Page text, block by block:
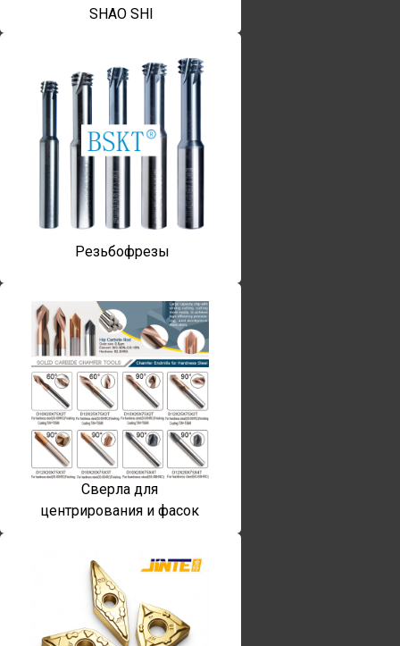
SHAO SHI
Резьбофрезы
Сверла для
центрирования и фасок